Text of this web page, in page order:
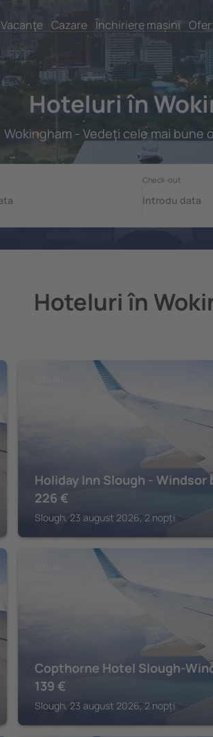
Vacanţe Cazare Închiriere mașini
Hoteluri în
Wokingham - Vedeţi cele mai bune
Hoteluri în
Holiday Inn Slough - Windsor
226 €
Slough, 23 august 2026, 2 nopți
Copthorne Hotel Slough-
139 €
Slough, 23 august 2026, 2 nopți